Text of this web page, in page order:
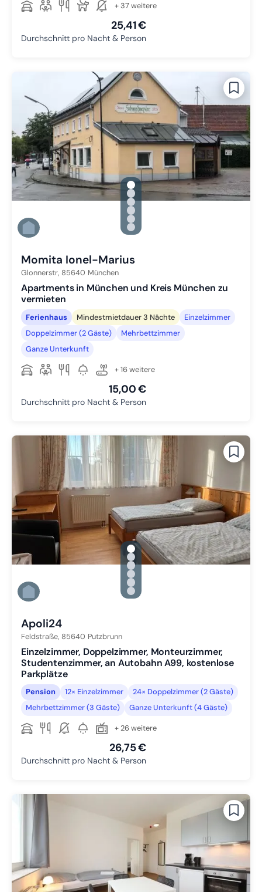
+ 37 weitere
25,41 €
Durchschnitt pro Nacht & Person
gallery.slide_selector
Zu Slide 1 wechseln
Zu Slide 2 wechseln
Zu Slide 3 wechseln
Zu Slide 4 wechseln
Zu Slide 5 wechseln
Zu Slide 6 wechseln
Momita Ionel-Marius
Glonnerstr, 85640 München
Apartments in München und Kreis München zu
vermieten
Ferienhaus Mindestmietdauer 3 Nächte
Einzelzimmer
Doppelzimmer (2 Gäste)
Mehrbettzimmer
Ganze Unterkunft
+ 16 weitere
15,00 €
Durchschnitt pro Nacht & Person
gallery.slide_selector
Zu Slide 1 wechseln
Zu Slide 2 wechseln
Zu Slide 3 wechseln
Zu Slide 4 wechseln
Zu Slide 5 wechseln
Zu Slide 6 wechseln
Apoli24
Feldstraße, 85640 Putzbrunn
Einzelzimmer, Doppelzimmer, Monteurzimmer,
Studentenzimmer, an Autobahn A99, kostenlose
Parkplätze
Pension 12× Einzelzimmer
24× Doppelzimmer (2 Gäste)
Mehrbettzimmer (3 Gäste)
Ganze Unterkunft (4 Gäste)
+ 26 weitere
26,75 €
Durchschnitt pro Nacht & Person